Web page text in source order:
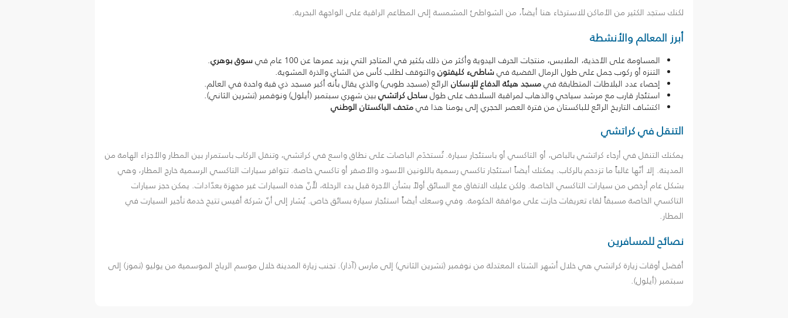
لكنك ستجد الكثير من الأماكن للاسترخاء هنا أيضاً، من الشواطئ المشمسة إلى المطاعم الراقية على الواجهة البحرية.
أبرز المعالم والأنشطة
المساومة على الأحذية، الملابس، منتجات الحرف اليدوية وأكثر من ذلك بكثير في المتاجر التي يزيد عمرها عن 100 عام في سوق بوهري.
التنزه أو ركوب جمل على طول الرمال الفضية فيشاطىء كليفتونوالتوقف لطلب كأس من الشاي والذرة المشوية.
إحصاء عدد البلاطات المتطابقة فيمسجد هيئة الدفاع للإسكان الرائع (مسجد طوبى) والذي يقال بأنه أكبر مسجد ذي قبة واحدة في العالم.
استئجار قارب مع مرشد سياحي والذهاب لمراقبة السلاحف على طولساحل كراتشيبين شهري سبتمبر (أيلول) ونوفمبر (تشرين الثاني).
اكتشاف التاريخ الرائع للباكستان من فترة العصر الحجري إلى يومنا هذا فيمتحف الباكستان الوطني
التنقل في كراتشي
يمكنك التنقل في أرجاء كراتشي بالباص، أو التاكسي أو باستئجار سيارة. تُستخدَم الباصات على نطاق واسع في كراتشي، وتنقل الركاب باستمرار بين المطار والأجزاء الهامة من
المدينة. إلا أنّها غالباً ما تزدحم بالركاب. يمكنك أيضاً استئجار تاكسي رسمية باللونين الأسود والأصفر أو تاكسي خاصة. تتوافر سيارات التاكسي الرسمية خارج المطار، وهي
بشكل عام أرخص من سيارات التاكسي الخاصة. ولكن عليك الاتفاق مع السائق أولاً بشأن الأجرة قبل بدء الرحلة، لأّنّ هذه السيارات غير مجهزة بعدّادات. يمكن حجز سيارات
التاكسي الخاصة مسبقاً لقاء تعريفات حازت على موافقة الحكومة. وفي وسعك أيضاً استئجار سيارة بسائق خاص. يُشار إلى أنّ شركة أفيس تتيح خدمة تأجير السيارت في
المطار.
نصائح للمسافرين
أفضل أوقات زيارة كراتشي هي خلال أشهر الشتاء المعتدلة من نوفمبر (تشرين الثاني) إلى مارس (آذار). تجنب زيارة المدينة خلال موسم الرياح الموسمية من يوليو (تموز) إلى
سبتمبر (أيلول).